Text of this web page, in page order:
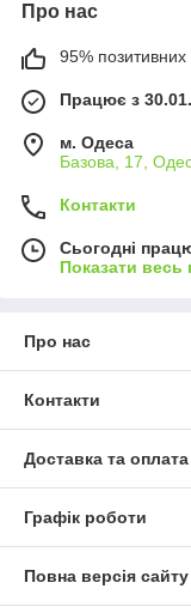
Про нас
95% позитивних
Працює з
м. Одеса
Базова, 17,
Контакти
Сьогодні
Показати весь
Про нас
Контакти
Доставка та оплата
Графік роботи
Повна версія сайту